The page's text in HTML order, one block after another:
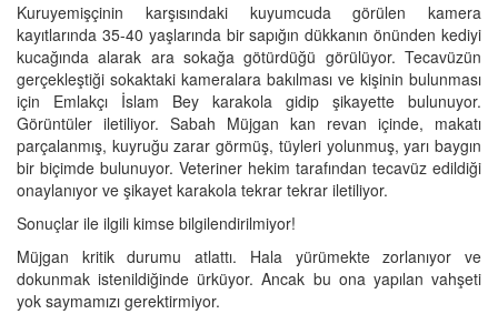
Kuruyemişçinin karşısındaki kuyumcuda görülen kamera
kayıtlarında 35-40 yaşlarında bir sapığın dükkanın önünden kediyi
kucağında alarak ara sokağa götürdüğü görülüyor. Tecavüzün
gerçekleştiği sokaktaki kameralara bakılması ve kişinin bulunması
için Emlakçı İslam Bey karakola gidip şikayette bulunuyor.
Görüntüler iletiliyor. Sabah Müjgan kan revan içinde, makatı
parçalanmış, kuyruğu zarar görmüş, tüyleri yolunmuş, yarı baygın
bir biçimde bulunuyor. Veteriner hekim tarafından tecavüz edildiği
onaylanıyor ve şikayet karakola tekrar tekrar iletiliyor.
Sonuçlar ile ilgili kimse bilgilendirilmiyor!
Müjgan kritik durumu atlattı. Hala yürümekte zorlanıyor ve
dokunmak istenildiğinde ürküyor. Ancak bu ona yapılan vahşeti
yok saymamızı gerektirmiyor.